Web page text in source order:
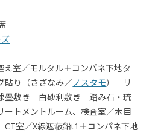
室／モルタル＋コンパネ下地タ
貼り（さざなみ／ノスタモ） リ
畳敷き 白砂利敷き 踏み石・琉
トメントルーム、検査室／木目
室／X線遮蔽鉛t1＋コンパネ下地